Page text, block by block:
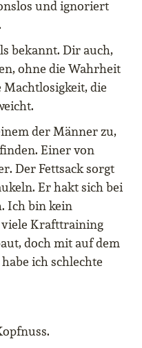
und ignoriert
bekannt. Dir auch,
ohne die Wahrheit
Machtlosigkeit, die
der Männer zu,
Einer von
Der Fettsack sorgt
Er hakt sich bei
Ich bin kein
viele Krafttraining
doch mit auf dem
ich schlechte